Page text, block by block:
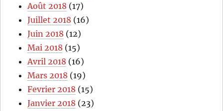
Août 2018 (17)
Juillet 2018 (16)
Juin 2018 (12)
Mai 2018 (15)
Avril 2018 (16)
Mars 2018 (19)
Fevrier 2018 (15)
Janvier 2018 (23)